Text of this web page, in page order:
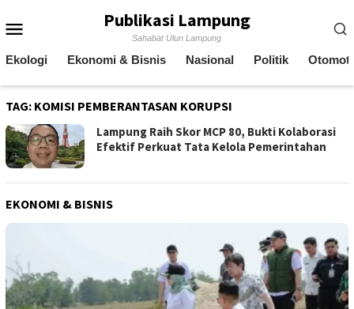
to
Publikasi Lampung
Sahabat Ulun Lampung
Ekologi Ekonomi & Bisnis Nasional Politik
TAG: KOMISI PEMBERANTASAN KORUPSI
Lampung Raih Skor MCP 80, Bukti Kolaborasi
Efektif Perkuat Tata Kelola Pemerintahan
EKONOMI & BISNIS